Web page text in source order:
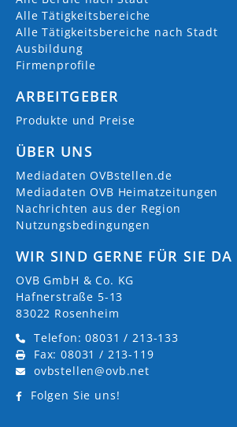
Alle Tätigkeitsbereiche
Alle Tätigkeitsbereiche nach Stadt
Ausbildung
Firmenprofile
ARBEITGEBER
Produkte und Preise
ÜBER UNS
Mediadaten OVBstellen.de
Mediadaten OVB Heimatzeitungen
Nachrichten aus der Region
Nutzungsbedingungen
WIR SIND GERNE FÜR SIE DA
OVB GmbH & Co. KG
Hafnerstraße 5-13
83022 Rosenheim
Telefon: 08031 / 213-133
Fax: 08031 / 213-119
ovbstellen@ovb.net
Folgen Sie uns!